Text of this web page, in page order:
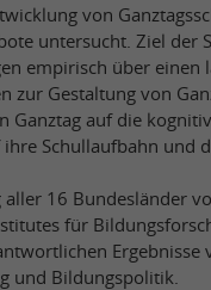
von
untersucht. Ziel der
empirisch über
zur Gestaltung von
Ganztag auf die
Schullaufbahn und
16 Bundesländer
für
und Bildungspolitik.